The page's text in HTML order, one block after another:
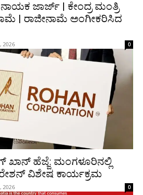
ಜಾರ್ಜ್ | ಕೇಂದ್ರ ಮಂತ್ರಿ
| ರಾಜೀನಾಮೆ ಅಂಗೀಕರಿಸಿದ
2026 0
ಖಾನ್ ಹೆಜ್ಜೆ: ಮಂಗಳೂರಿನಲ್ಲಿ
ವಿಶೇಷ ಕಾರ್ಯಕ್ರಮ
2026 0